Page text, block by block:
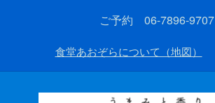
ご予約 06-7896-9707
食堂あおぞらについて（地図）